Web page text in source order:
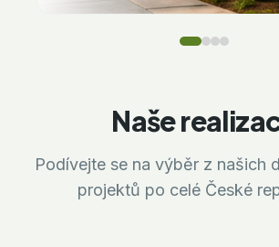
Naše
Podívejte se na výběr z našich
projektů po celé České